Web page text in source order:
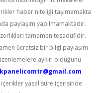
haber niteliği taşımamakta
paylaşım yapılmamaktadır.
tamamen tesadüfidir.
ücretsiz bir bilgi paylaşım
aykırı olduğunu
yasal süre içerisinde